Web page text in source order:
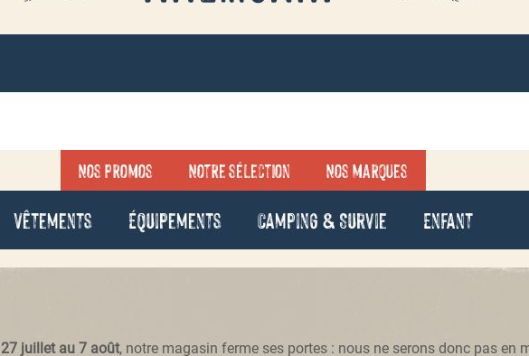
Nos promos Notre sélection Nos marques
Vêtements Équipements Camping & Survie Enfant
27 juillet au 7 août, notre magasin ferme ses portes : nous ne serons donc pas en